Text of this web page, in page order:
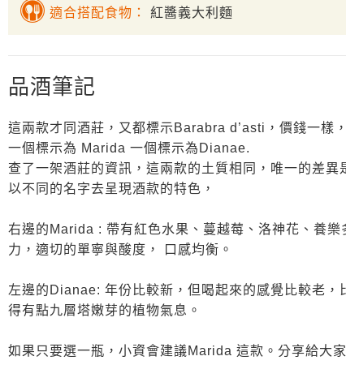
適合搭配食物： 紅醬義大利麵
品酒筆記
這兩款才同酒莊，又都標示Barabra d’asti，價錢一樣
一個標示為 Marida 一個標示為Dianae.
查了一架酒莊的資訊，這兩款的土質相同，唯一的差
以不同的名字去呈現酒款的特色，
右邊的Marida : 帶有紅色水果、蔓越莓、洛神花、養
力，適切的單寧與酸度， 口感均衡。
左邊的Dianae: 年份比較新，但喝起來的感覺比較老，
得有點九層塔嫩芽的植物氣息。
如果只要選一瓶，小資會建議Marida 這款。分享給大家